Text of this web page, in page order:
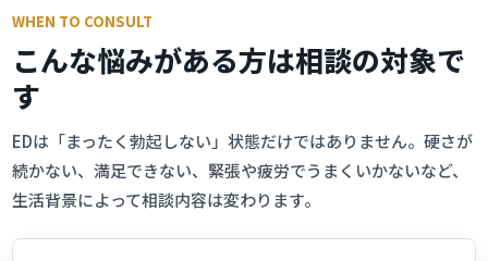
WHEN TO CONSULT
こんな悩みがある方は相談の対象で
す
EDは「まったく勃起しない」状態だけではありません。硬さが
続かない、満足できない、緊張や疲労でうまくいかないなど、
生活背景によって相談内容は変わります。